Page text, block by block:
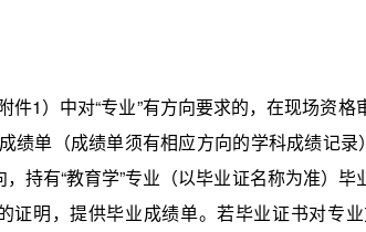
1）中对“专业”有方向要求的，在现场资格
绩单（成绩单须有相应方向的学科成绩记录
，持有“教育学”专业（以毕业证名称为准）
证明，提供毕业成绩单。若毕业证书对专